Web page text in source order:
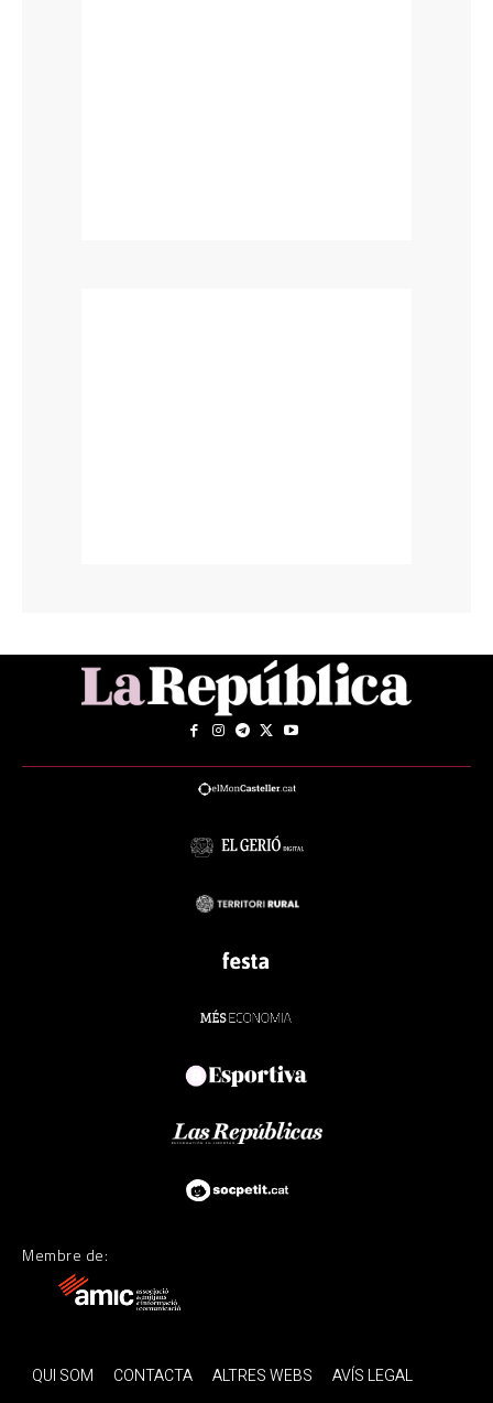
Membre de:
QUI SOM CONTACTA ALTRES WEBS AVÍS LEGAL